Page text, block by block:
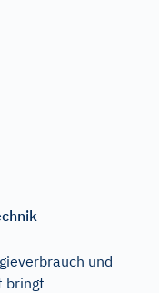
und
bringt